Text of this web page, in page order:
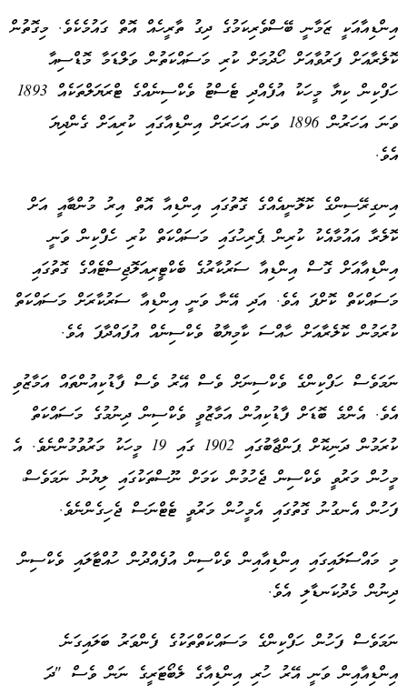
އިންޑިއާއަކީ ޒަމާނީ ބޭސްވެރިކަމުގެ ދިގު ތާރީހެއް އޮތް ގައުމެކެވެ. މިގޮތުން
ކޮލެރާއަށް ފަރުވާއަށް ހޯދުމަށް ކުރި މަސައްކަތުން ވަލްޑަމާ މޮޑްސިއާ
ހަފްކިން ކިޔާ މީހަކު އުފެއްދި ޓެސްޓު ވެކްސިނެއްގެ ޓްރަޔަލްތަކެއް 1893
ވަނަ އަހަރުން 1896 ވަނަ އަހަރަށް އިންޑިއާގައި ކުރިއަށް ގެންދިޔަ
އެވެ.
އިނގިރޭސިންގެ ކޮލޮނީއެއްގެ ގޮތުގައި އިންޑިއާ އޮތް އިރު މުންބާއީ އަށް
ކޮލެރާ އައުމާއެކު ކުރިން ޕެރިހުގައި މަސައްކަތް ކުރި ހެފްކިން ވަނީ
އިންޑިއާއަށް ގޮސް އިންޑިއާ ސަރުކާރުގެ ބެކްޓީރިއަލޮޖިސްޓެއްގެ ގޮތުގައި
މަސައްކަތް ކޮށްފަ އެވެ. އަދި އޭނާ ވަނީ އިންޑިއާ ސަރުކާރަށް މަސައްކަތް
ކުރަމުން ކޮލެރާއަށް ހާއްސަ ކާމިޔާބު ވެކްސިނެއް އުފައްދާފަ އެވެ.
ނަމަވެސް ހަފްކިންގެ ވެކްސިނަށް ވެސް އޭރު ވެސް ފާޑުކިއުންތައް އަމާޒުވި
އެވެ. އެންމެ ބޮޑަށް ފާޑުކިއުން އަމާޒުވީ ވެކްސިން ދިނުމުގެ މަސައްކަތް
ކުރަމުން ދަނިކޮށް ޕަންޖާބުގައި 1902 ގައި 19 މީހަކު މަރުވުމުންނެވެ. އެ
މީހުން މަރުވީ ވެކްސިން ޖެހުމުން ކަމަށް ނޫސްތަކުގައި ލިޔުނު ނަމަވެސް،
ފަހުން އެނގުނު ގޮތުގައި އެމީހުން މަރުވީ ޓެޓްނަސް ޖެހިގެންނެވެ.
މި މައްސަަލައިގައި އިންޑިއާއިން ވެކްސިން އުފެއްދުން ހުއްޓާލައި ވެކްސިން
ދިނުން މެދުކަނޑާލި އެވެ.
ނަމަވެސް ފަހުން ހަފްކިންގެ މަސައްކަތްތަކުގެ ފެންވަރު ބަލައިގަނެ
އިންޑިއާއިން ވަނީ އޭރު ހުރި އިންޑިއާގެ ލެބޯޓަރީގެ ނަން ވެސް "ދަ